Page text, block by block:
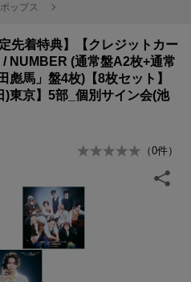
ポップス
先着特典】【クレジットカー
NUMBER (通常盤A2枚+通常
馬」盤4枚)【8枚セット】
)東京】5部_個別サイン会(池
（0件）